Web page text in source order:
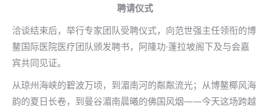
聘请仪式
洽谈结束后，举行专家团队受聘仪式，向范世强主任领衔的博
鳌国际医院医疗团队颁发聘书，阿隆功·蓬拉坡阁下及与会嘉
宾共同见证。
从琼州海峡的碧波万顷，到湄南河的粼粼流光；从博鳌椰风海
韵的夏日长卷，到曼谷湄南晨曦的佛国风烟——今天这场跨越